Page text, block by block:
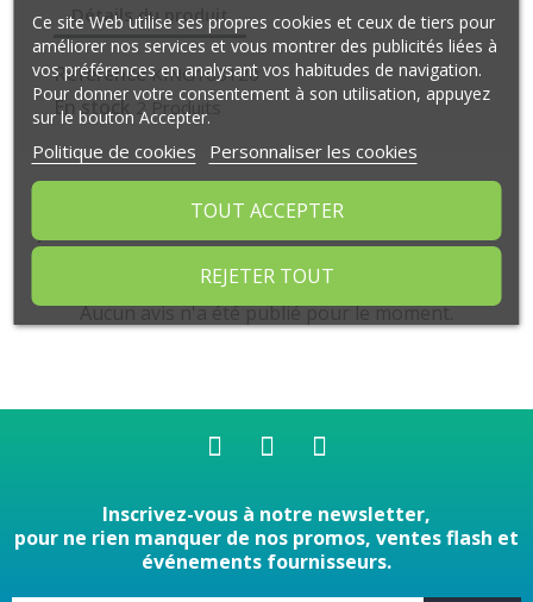
Détails du produit
Référence KING108120
En stock 2 Produits
Aucun avis n'a été publié pour le moment.
Inscrivez-vous à notre newsletter,
pour ne rien manquer de nos promos, ventes flash et
événements fournisseurs.
Ce site Web utilise ses propres cookies et ceux de tiers pour
améliorer nos services et vous montrer des publicités liées à
vos préférences en analysant vos habitudes de navigation.
Pour donner votre consentement à son utilisation, appuyez
sur le bouton Accepter.
Politique de cookies Personnaliser les cookies
REJETER TOUT
TOUT ACCEPTER